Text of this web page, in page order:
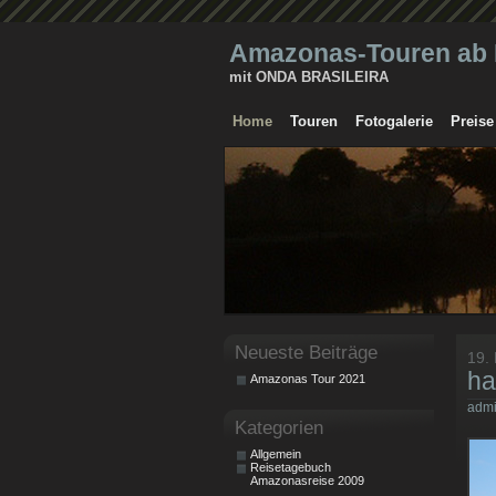
Amazonas-Touren
mit ONDA BRASILEIRA
Home Touren Fotogalerie Preise
19.
Neueste Beiträge
Amazonas Tour 2021
Kategorien
Allgemein
Reisetagebuch
Amazonasreise 2009